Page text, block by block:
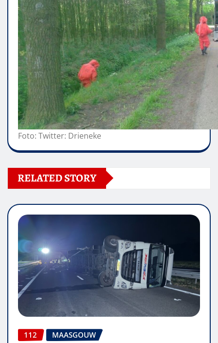
Foto: Twitter: Drieneke
RELATED STORY
112 MAASGOUW